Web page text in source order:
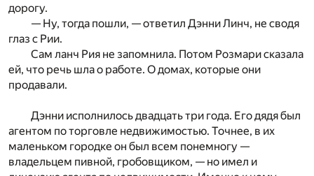
дорогу.
— Ну, тогда пошли, — ответил Дэнни Линч, не сводя
глаз с Рии.
Сам ланч Рия не запомнила. Потом Розмари сказала
ей, что речь шла о работе. О домах, которые они
продавали.
Дэнни исполнилось двадцать три года. Его дядя был
агентом по торговле недвижимостью. Точнее, в их
маленьком городке он был всем понемногу —
владельцем пивной, гробовщиком, — но имел и